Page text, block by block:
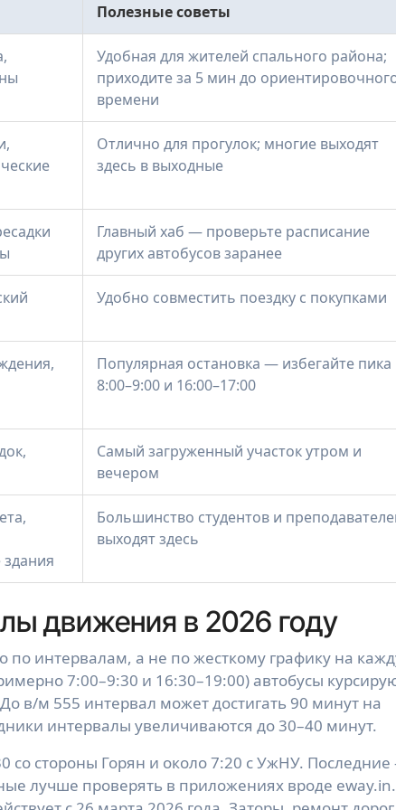
Полезные советы
Удобная для жителей спального района;
приходите за 5 мин до
времени
Отлично для прогулок; многие выходят
здесь в выходные
Главный хаб — проверьте расписание
других автобусов заранее
Удобно совместить поездку с покупками
Популярная остановка — избегайте пика
8:00–9:00 и 16:00–17:00
Самый загруженный участок утром и
вечером
Большинство студентов и
выходят здесь
движения в 2026 году
интервалам, а не по жесткому графику на
7:00–9:30 и 16:30–19:00) автобусы
в/м 555 интервал может достигать 90 минут на
интервалы увеличиваются до 30–40 минут.
со стороны Горян и около 7:20 с УжНУ.
лучше проверять в приложениях вроде